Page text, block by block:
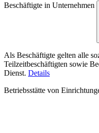
Beschäftigte in Unternehmen
Als Beschäftigte gelten alle
Teilzeitbeschäftigten sowie
Dienst. Details
Betriebsstätte von